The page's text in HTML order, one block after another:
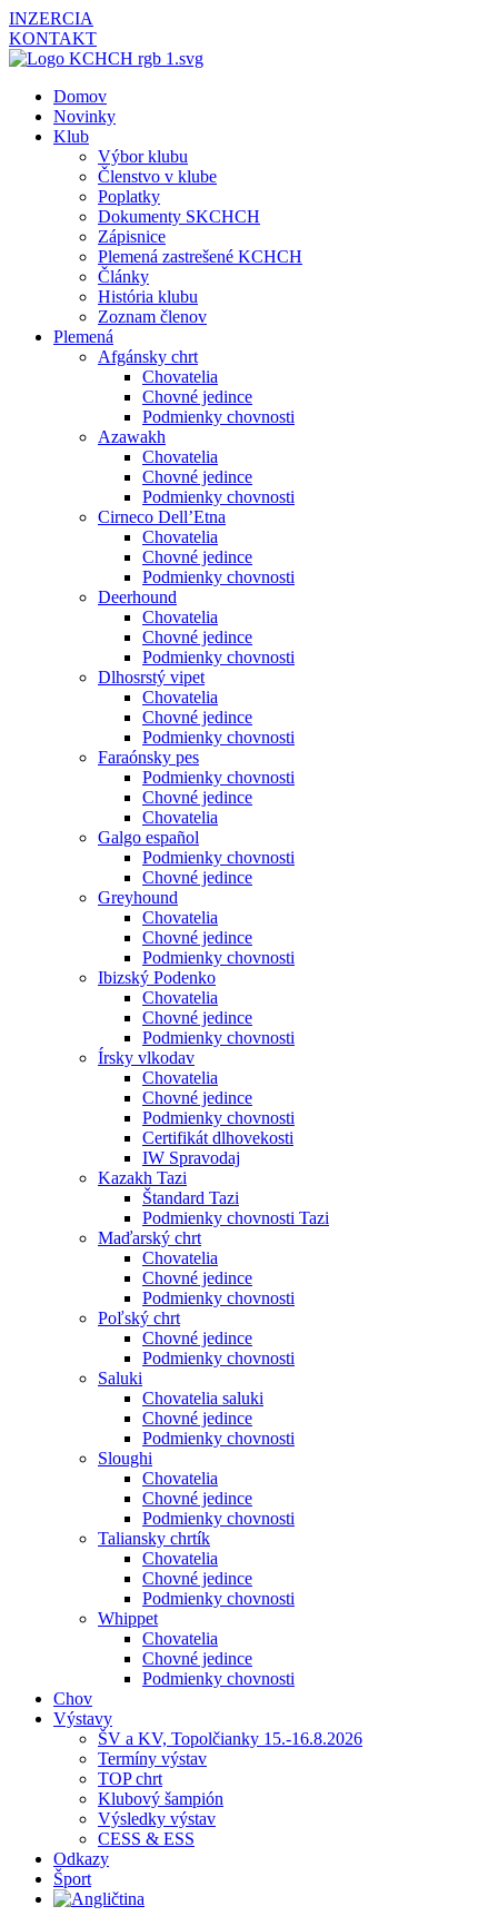
INZERCIA
KONTAKT
Domov
Novinky
Klub
Výbor klubu
Členstvo v klube
Poplatky
Dokumenty SKCHCH
Zápisnice
Plemená zastrešené KCHCH
Články
História klubu
Zoznam členov
Plemená
Afgánsky chrt
Chovatelia
Chovné jedince
Podmienky chovnosti
Azawakh
Chovatelia
Chovné jedince
Podmienky chovnosti
Cirneco Dell’Etna
Chovatelia
Chovné jedince
Podmienky chovnosti
Deerhound
Chovatelia
Chovné jedince
Podmienky chovnosti
Dlhosrstý vipet
Chovatelia
Chovné jedince
Podmienky chovnosti
Faraónsky pes
Podmienky chovnosti
Chovné jedince
Chovatelia
Galgo español
Podmienky chovnosti
Chovné jedince
Greyhound
Chovatelia
Chovné jedince
Podmienky chovnosti
Ibizský Podenko
Chovatelia
Chovné jedince
Podmienky chovnosti
Írsky vlkodav
Chovatelia
Chovné jedince
Podmienky chovnosti
Certifikát dlhovekosti
IW Spravodaj
Kazakh Tazi
Štandard Tazi
Podmienky chovnosti Tazi
Maďarský chrt
Chovatelia
Chovné jedince
Podmienky chovnosti
Poľský chrt
Chovné jedince
Podmienky chovnosti
Saluki
Chovatelia saluki
Chovné jedince
Podmienky chovnosti
Sloughi
Chovatelia
Chovné jedince
Podmienky chovnosti
Taliansky chrtík
Chovatelia
Chovné jedince
Podmienky chovnosti
Whippet
Chovatelia
Chovné jedince
Podmienky chovnosti
Chov
Výstavy
ŠV a KV, Topolčianky 15.-16.8.2026
Termíny výstav
TOP chrt
Klubový šampión
Výsledky výstav
CESS & ESS
Odkazy
Šport